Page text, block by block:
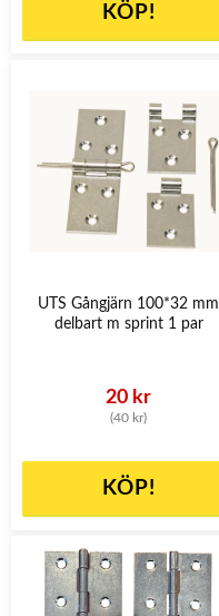
KÖP!
UTS Gångjärn 100*32 mm
delbart m sprint 1 par
20 kr
(40 kr)
KÖP!